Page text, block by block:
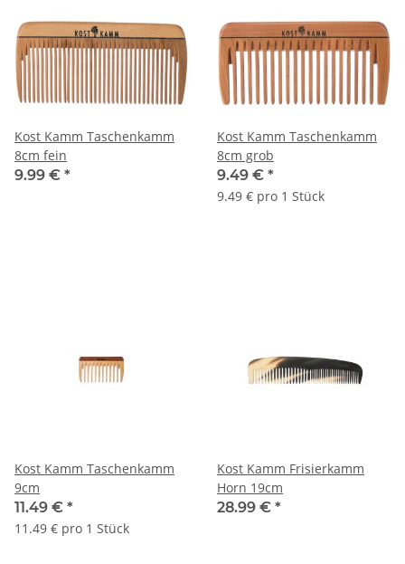
Kost Kamm Taschenkamm
8cm fein
9.99 € *
Kost Kamm Taschenkamm
8cm grob
9.49 € *
9.49 € pro 1 Stück
Kost Kamm Taschenkamm
9cm
11.49 € *
11.49 € pro 1 Stück
Kost Kamm Frisierkamm
Horn 19cm
28.99 € *